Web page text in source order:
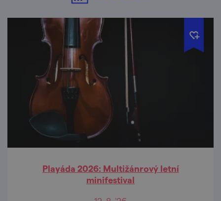
Playáda 2026: Multižánrový letní
minifestival